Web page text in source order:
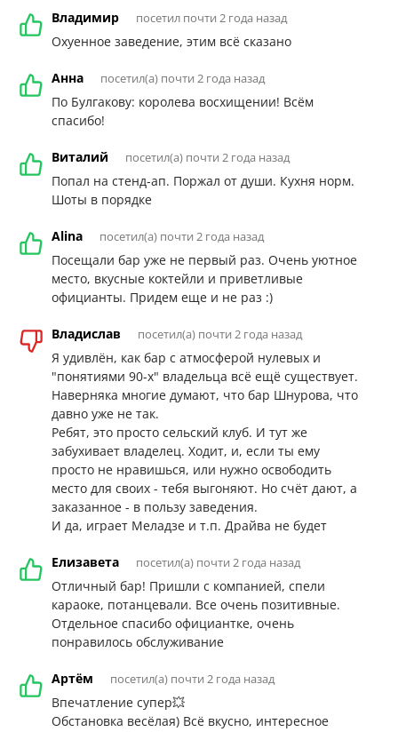
Владимир посетил почти 2 года назад
Охуенное заведение, этим всё сказано
Анна посетил(а) почти 2 года назад
По Булгакову: королева восхищении! Всём
спасибо!
Виталий посетил(а) почти 2 года назад
Попал на стенд-ап. Поржал от души. Кухня норм.
Шоты в порядке
Alina посетил(а) почти 2 года назад
Посещали бар уже не первый раз. Очень уютное
место, вкусные коктейли и приветливые
официанты. Придем еще и не раз :)
Владислав посетил(а) почти 2 года назад
Я удивлён, как бар с атмосферой нулевых и
"понятиями 90-х" владельца всё ещё существует.
Наверняка многие думают, что бар Шнурова, что
давно уже не так.
Ребят, это просто сельский клуб. И тут же
забухивает владелец. Ходит, и, если ты ему
просто не нравишься, или нужно освободить
место для своих - тебя выгоняют. Но счёт дают, а
заказанное - в пользу заведения.
И да, играет Меладзе и т.п. Драйва не будет
Елизавета посетил(а) почти 2 года назад
Отличный бар! Пришли с компанией, спели
караоке, потанцевали. Все очень позитивные.
Отдельное спасибо официантке, очень
понравилось обслуживание
Артём посетил(а) почти 2 года назад
Впечатление супер💥
Обстановка весёлая) Всё вкусно, интересное